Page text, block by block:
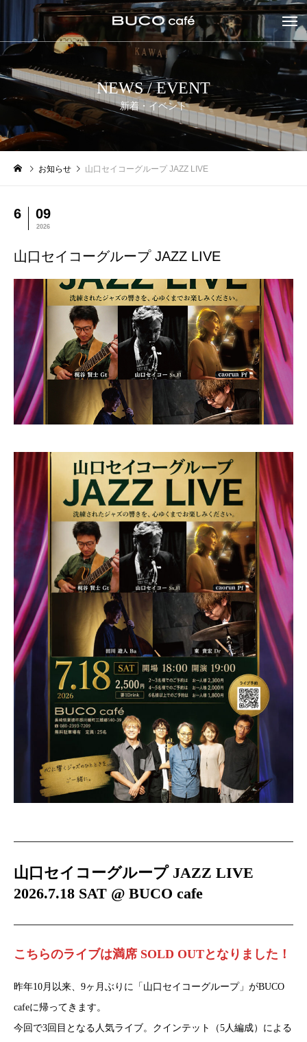
NEWS / EVENT
新着・イベント
お知らせ 山口セイコーグループ JAZZ LIVE
6 09
2026
山口セイコーグループ JAZZ LIVE
山口セイコーグループ JAZZ LIVE
2026.7.18 SAT @ BUCO cafe
こちらのライブは満席 SOLD OUTとなりました！
昨年10月以来、9ヶ月ぶりに「山口セイコーグループ」がBUCO
cafeに帰ってきます。
今回で3回目となる人気ライブ。クインテット（5人編成）による